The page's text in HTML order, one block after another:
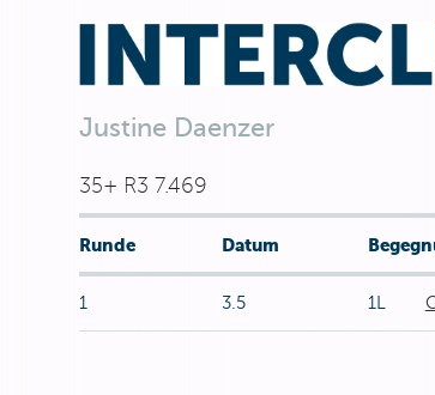
Justine Daenzer
35+ R3 7.469
Runde Datum
1 3.5 1L